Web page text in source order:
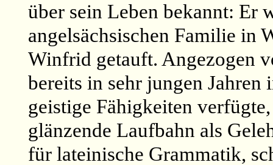
über sein Leben bekannt: Er
angelsächsischen Familie in
Winfrid getauft. Angezogen
bereits in sehr jungen Jahren
geistige Fähigkeiten
glänzende Laufbahn als
für lateinische Grammatik,